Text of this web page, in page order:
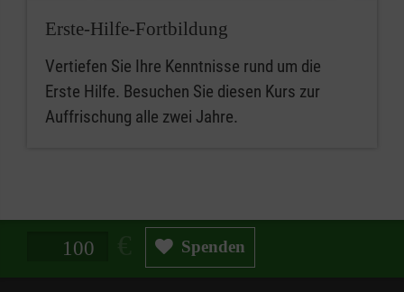
Erste-Hilfe-Fortbildung
Vertiefen Sie Ihre Kenntnisse rund um die
Erste Hilfe. Besuchen Sie diesen Kurs zur
Auffrischung alle zwei Jahre.
Spendenbetrag in Euro Spenden